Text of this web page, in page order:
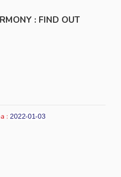
: FIND OUT
: 2022-01-03